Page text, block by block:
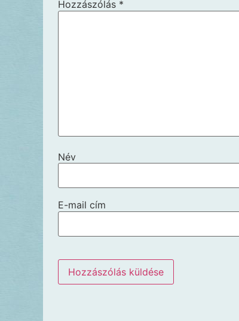
Hozzászólás *
Név
E-mail cím